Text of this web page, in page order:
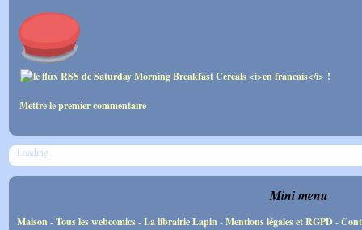
Mettre le premier commentaire
Loading
Mini menu
Maison-Tous les webcomics-La librairie Lapin-Mentions légales et RGPD-